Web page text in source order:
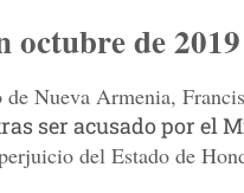
octubre de 2019
Nueva Armenia,
ser acusado por el
del Estado de